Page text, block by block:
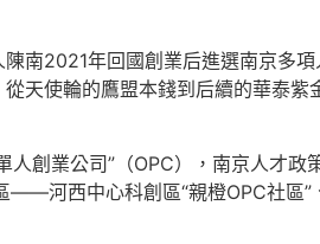
南2021年回國創業后進選南京多
天使輪的鷹盟本錢到后續的華泰
創業公司”（OPC），南京人才政
——河西中心科創區“親橙OPC社區”